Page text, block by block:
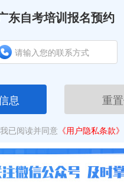
东自考培训报名预约
息 重
我已阅读并同意 《用户隐私条款》